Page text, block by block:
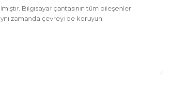
Bilgisayar çantasının tüm bileşenleri
zamanda çevreyi de koruyun.